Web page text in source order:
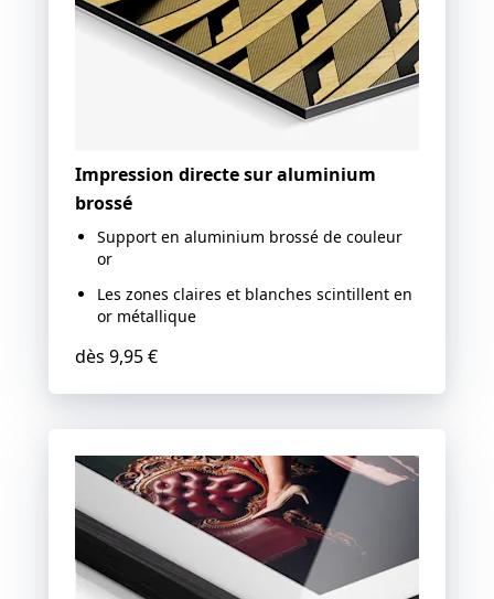
Impression directe sur aluminium
brossé
Support en aluminium brossé de couleur
or
Les zones claires et blanches scintillent en
or métallique
dès 9,95 €